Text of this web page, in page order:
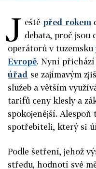
J eště před rokem
debata, proč jsou
operátorů v tuzemsku
Evropě. Nyní přichází
úřad se zajímavým
služeb a větším
tarifů ceny klesly a
spokojenější. Alespoň
spotřebiteli, který si
Podle šetření, jehož
středu, hodnotí své